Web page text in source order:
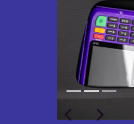
Previous